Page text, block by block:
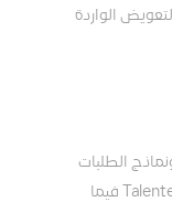
الواردة
الطلبات
وأية اتفاقيات إضافية تبرمها مع .Talentera Inc فيما